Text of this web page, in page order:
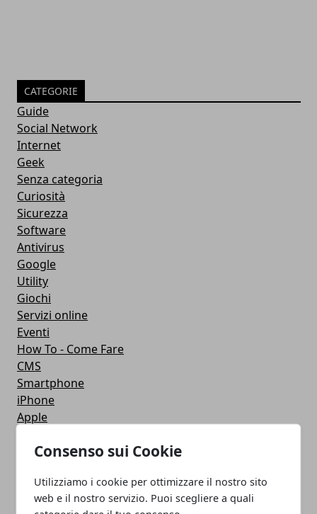
Consenso sui Cookie
Utilizziamo i cookie per ottimizzare il nostro sito
web e il nostro servizio. Puoi scegliere a quali
CATEGORIE
Guide
Social Network
Internet
Geek
Senza categoria
Curiosità
Sicurezza
Software
Antivirus
Google
Utility
Giochi
Servizi online
Eventi
How To - Come Fare
CMS
Smartphone
iPhone
Apple
Streaming
Musica
MacBook